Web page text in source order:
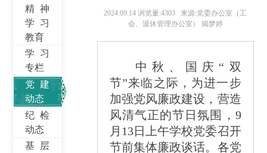
精神
学习
教育
学习
专栏
党建
动态
纪检
动态
基层
2024.09.14 浏览量:4303
来源:党委办公室（工
会、退休管理办公室） 揭梦婷
中秋、国庆“双
节”来临之际，为进一步
加强党风廉政建设，营造
风清气正的节日氛围， 9
月 13日上午学校党委召开
节前集体廉政谈话。 各党